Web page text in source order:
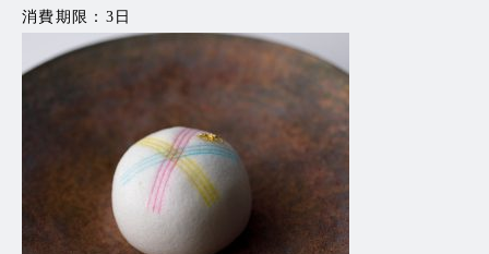
消費期限：3日